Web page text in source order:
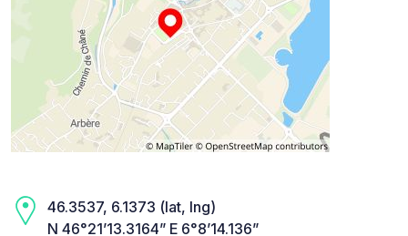
46.3537, 6.1373 (lat, lng)
N 46°21’13.3164” E 6°8’14.136”